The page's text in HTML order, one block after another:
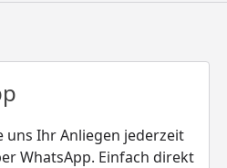
uns Ihr Anliegen jederzeit
WhatsApp. Einfach direkt